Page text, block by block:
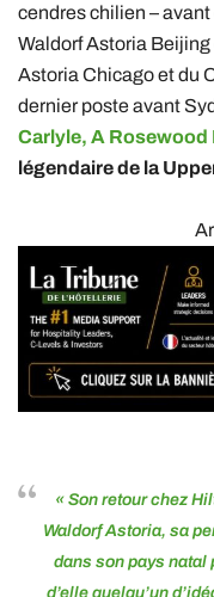
cendres chilien –
Waldorf Astoria
Astoria Chicago et du
dernier poste avant
Carlyle, A Rosewood
légendaire de la
« Son retour chez
Waldorf Astoria, sa
dans son pays natal
d’elle quelqu’un